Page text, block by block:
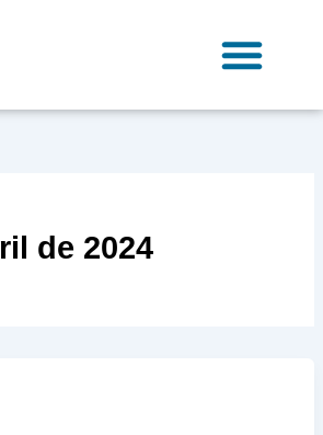
de 2024